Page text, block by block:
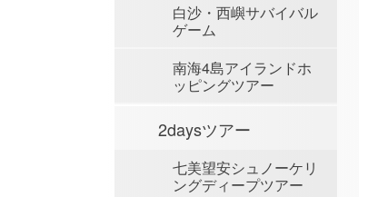
白沙・西嶼サバイバル
ゲーム
南海4島アイランドホ
ッピングツアー
2daysツアー
七美望安シュノーケリ
ングディープツアー